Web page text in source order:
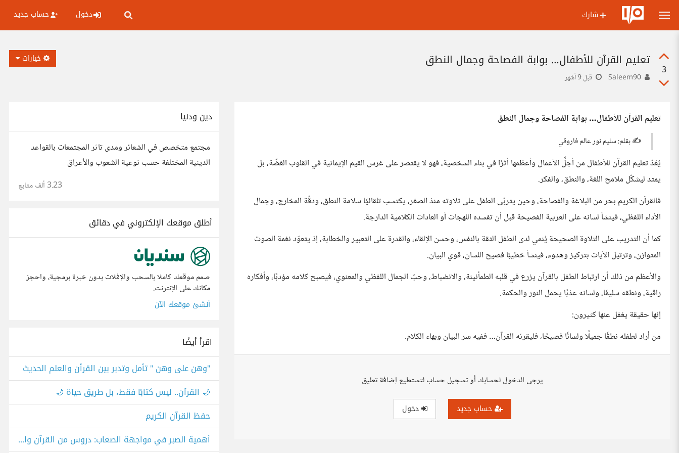
شارك دخول حساب جديد
3
تعليم القرآن للأطفال… بوابة الفصاحة وجمال النطق
قبل 9 أشهر
خيارات
تعليم القرآن للأطفال… بوابة الفصاحة وجمال النطق
✍️ بقلم: سليم نور عالم فاروقي
يُعَدّ تعليم القرآن للأطفال من أجلِّ الأعمال وأعظمها أثرًا في بناء الشخصية، فهو لا يقتصر على غرس القيم الإيمانية في القلوب الغضّة، بل
يمتد ليشكّل ملامح اللغة، والنطق، والفكر.
فالقرآن الكريم بحر من البلاغة والفصاحة، وحين يتربّى الطفل على تلاوته منذ الصغر، يكتسب تلقائيًا سلامة النطق، ودقّة المخارج، وجمال
الأداء اللفظي، فينشأ لسانه على العربية الفصيحة قبل أن تفسده اللهجات أو العادات الكلامية الدارجة.
كما أن التدريب على التلاوة الصحيحة يُنمي لدى الطفل الثقة بالنفس، وحسن الإلقاء، والقدرة على التعبير والخطابة، إذ يتعوّد نغمة الصوت
المتوازن، وترتيل الآيات بتركيز وهدوء، فينشأ خطيبًا فصيح اللسان، قوي البيان.
والأعظم من ذلك أن ارتباط الطفل بالقرآن يزرع في قلبه الطمأنينة، والانضباط، وحبّ الجمال اللفظي والمعنوي، فيصبح كلامه مؤدبًا، وأفكاره
راقية، ونطقه سليمًا، ولسانه عذبًا يحمل النور والحكمة.
إنها حقيقة يغفل عنها كثيرون:
من أراد لطفله نطقًا جميلًا ولسانًا فصيحًا، فليقرئه القرآن… ففيه سر البيان وبهاء الكلام.
يرجى الدخول لحسابك أو تسجيل حساب لتستطيع إضافة تعليق
حساب جديد دخول
دين ودنيا
مجتمع متخصص في الشعائر ومدى تاثر المجتمعات بالقواعد
الدينية المختلفة حسب نوعية الشعوب والأعراق
3.23 ألف متابع
أطلق موقعك الإلكتروني في دقائق
صمم موقعك كاملا بالسحب والإفلات بدون خبرة برمجية، واحجز
مكانك على الإنترنت.
أنشئ موقعك الآن
اقرأ أيضًا
"وهن على وهن " تأمل وتدبر بين القرأن والعلم الحديث
🌙 القرآن.. ليس كتابًا فقط، بل طريق حياة 🌙
حفظ القرآن الكريم
أهمية الصبر في مواجهة الصعاب: دروس من القرآن والسنة